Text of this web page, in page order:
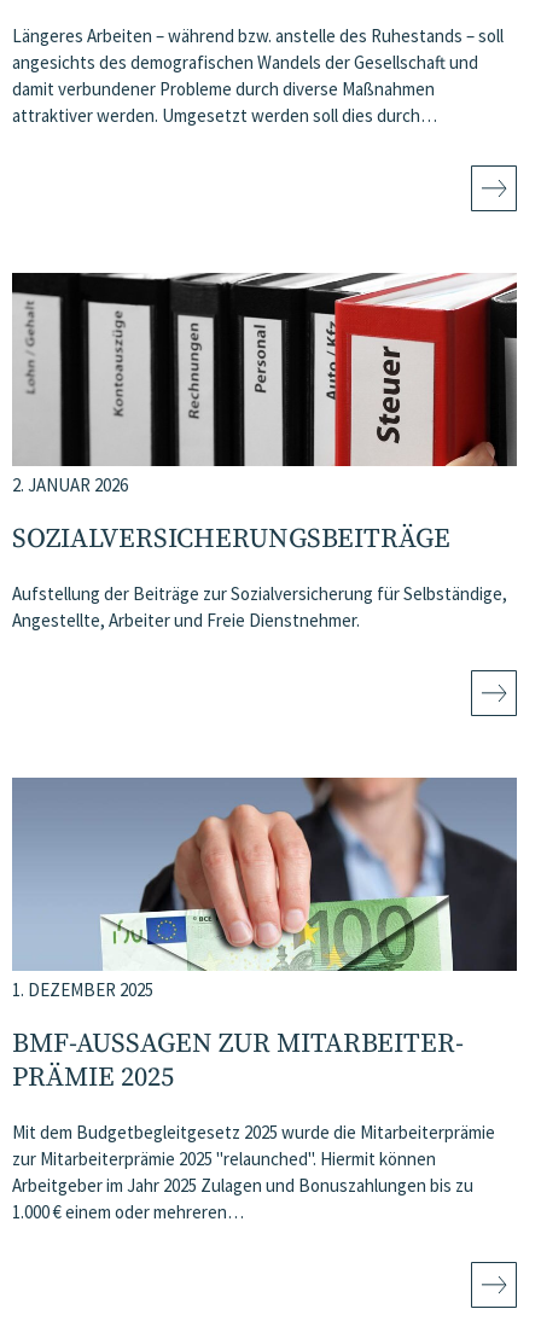
Längeres Arbeiten – während bzw. anstelle des Ruhestands – soll
angesichts des demografischen Wandels der Gesellschaft und
damit verbundener Probleme durch diverse Maßnahmen
attraktiver werden. Umgesetzt werden soll dies durch…
2. JANUAR 2026
SOZIALVERSICHERUNGSBEITRÄGE
Aufstellung der Beiträge zur Sozialversicherung für Selbständige,
Angestellte, Arbeiter und Freie Dienstnehmer.
1. DEZEMBER 2025
BMF-AUSSAGEN ZUR MITARBEITER­
PRÄMIE 2025
Mit dem Budgetbegleitgesetz 2025 wurde die Mitarbeiterprämie
zur Mitarbeiterprämie 2025 "relaunched". Hiermit können
Arbeitgeber im Jahr 2025 Zulagen und Bonuszahlungen bis zu
1.000 € einem oder mehreren…